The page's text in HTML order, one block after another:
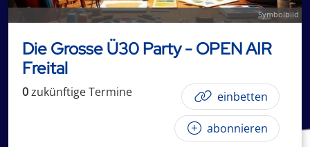
Symbolbild
Die Grosse Ü30 Party - OPEN AIR
Freital
0zukünftigeTermine einbetten
abonnieren